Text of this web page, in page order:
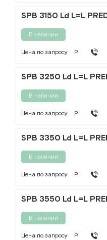
SPB 3150 Ld L=L
В наличии
Цена по запросу Р
SPB 3250 Ld L=L
В наличии
Цена по запросу Р
SPB 3350 Ld L=L
В наличии
Цена по запросу Р
SPB 3550 Ld L=L
В наличии
Цена по запросу Р